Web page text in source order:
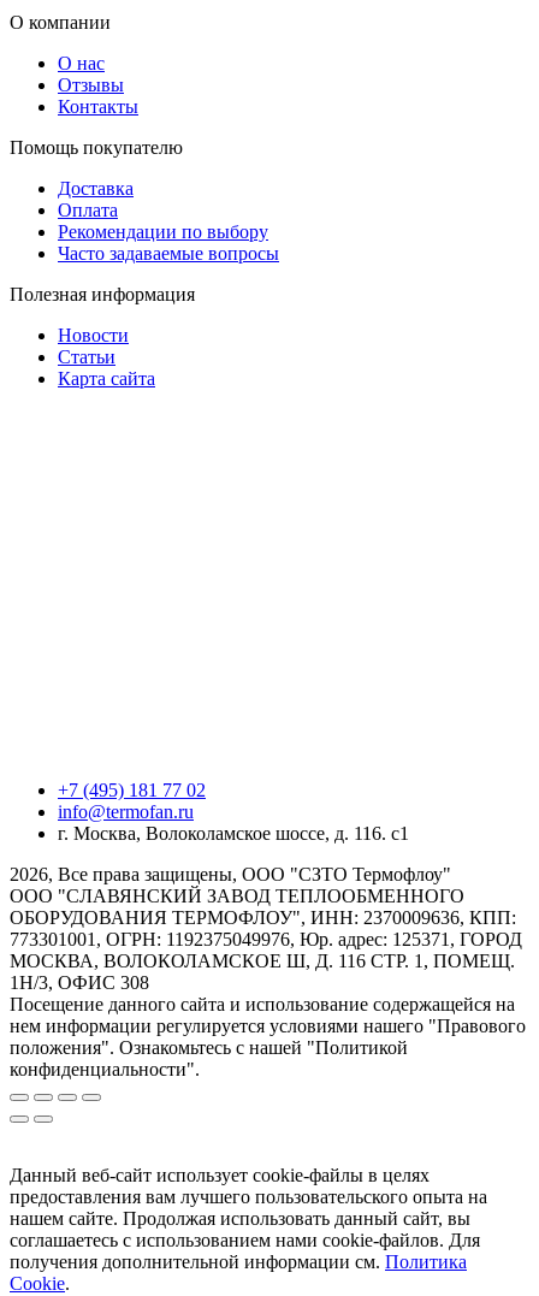
О компании
О нас
Отзывы
Контакты
Помощь покупателю
Доставка
Оплата
Рекомендации по выбору
Часто задаваемые вопросы
Полезная информация
Новости
Статьи
Карта сайта
+7 (495) 181 77 02
info@termofan.ru
г. Москва, Волоколамское шоссе, д. 116. с1
2026, Все права защищены, ООО "СЗТО Термофлоу"
ООО "СЛАВЯНСКИЙ ЗАВОД ТЕПЛООБМЕННОГО
ОБОРУДОВАНИЯ ТЕРМОФЛОУ", ИНН: 2370009636, КПП:
773301001, ОГРН: 1192375049976, Юр. адрес: 125371, ГОРОД
МОСКВА, ВОЛОКОЛАМСКОЕ Ш, Д. 116 СТР. 1, ПОМЕЩ.
1Н/3, ОФИС 308
Посещение данного сайта и использование содержащейся на
нем информации регулируется условиями нашего "Правового
положения". Ознакомьтесь с нашей "Политикой
конфиденциальности".
Данный веб-сайт использует cookie-файлы в целях
предоставления вам лучшего пользовательского опыта на
нашем сайте. Продолжая использовать данный сайт, вы
соглашаетесь с использованием нами cookie-файлов. Для
получения дополнительной информации см. Политика
Cookie.